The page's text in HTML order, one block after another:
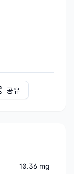
공유
10.36 mg